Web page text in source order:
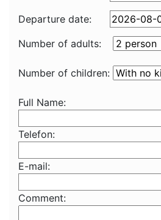
Departure date:
Number of adults:
Number of children:
Full Name:
Telefon:
E-mail:
Comment: